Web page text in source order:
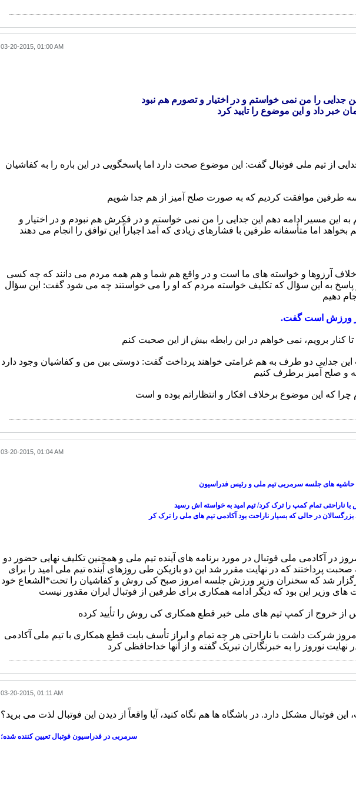
03-20-2015, 01:00 AM
را من نمی خواستم و در اختیار و تصورم هم نبود
از تیم ملی فوتبال گفت: این موضوع صحت دارد اما پاسخگویی در این باره را به کفاشیان
این مسیر ادامه دهم این جدایی را من نمی خواستم و در فکرش هم نبودم و در اختیار و
آرزوها و خواسته های ما است و در واقع هم شما و هم همه مردم می دانند که چه کسی
به این سؤال که تکلیف خواسته مردم که او را می خواستند چه می شود گفت: این سؤال
دهیم
این جدایی دو طرف به هم غرامتی خواهند پرداخت گفت: دوستی بین من و کفاشیان وجود دارد
03-20-2015, 01:04 AM
حاشیه های جلسه سرمربی تیم ملی و رئیس فدراسیون
ناراحتی تمام کمپ را ترک کرد/ تیم امید به خواسته اش رسید
در حالی که بسیار ناراحت بود آکادمی تیم های ملی را ترک کر
آکادمی ملی فوتبال در مورد برنامه های آینده تیم ملی و همچنین تکلیف نهایی حضور دو
صحبت پرداختند که در نهایت مقرر شد این دو بازیکن طی روزهای آینده تیم ملی امید را برای
شد که سخنران وزیر ورزش جلسه امروز صبح کی روش و کفاشیان را تحت*الشعاع خود
های وزیر این بود که دیگر ادامه همکاری برای طرفین از فوتبال ایران مقدور نیست
از خروج از کمپ تیم های ملی خبر قطع همکاری کی روش را تأیید کرده
شرکت داشت با ناراحتی هر چه تمام و ابراز تأسف بابت قطع همکاری با تیم ملی آکادمی
03-20-2015, 01:11 AM
این فوتبال مشکل دارد. در باشگاه ها هم نگاه کنید، آیا واقعاً از دیدن این فوتبال لذت می برید؟
سرمربی در فدراسیون فوتبال تعیین کننده شده؛